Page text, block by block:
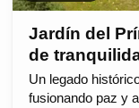
Jardín del
de
Un legado
fusionando paz y